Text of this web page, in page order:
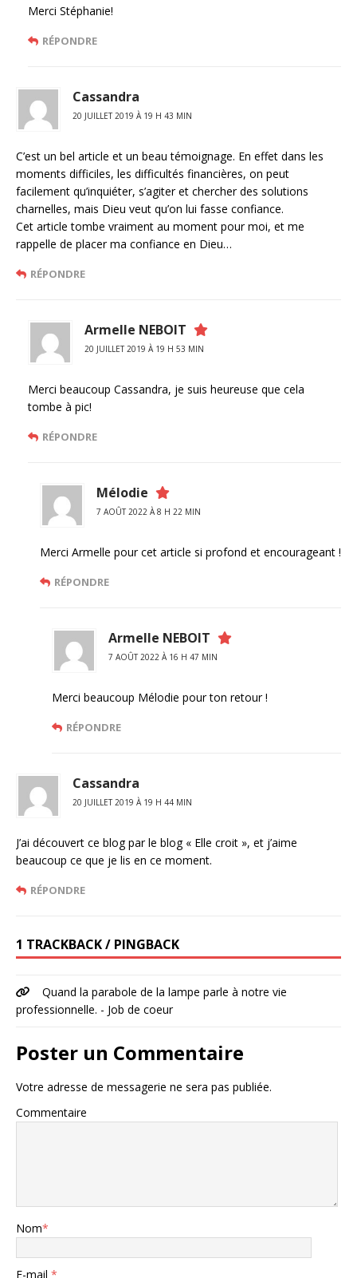
Merci Stéphanie!
RÉPONDRE
Cassandra
20 JUILLET 2019 À 19 H 43 MIN
C’est un bel article et un beau témoignage. En effet dans les
moments difficiles, les difficultés financières, on peut
facilement qu’inquiéter, s’agiter et chercher des solutions
charnelles, mais Dieu veut qu’on lui fasse confiance.
Cet article tombe vraiment au moment pour moi, et me
rappelle de placer ma confiance en Dieu…
RÉPONDRE
Armelle NEBOIT
20 JUILLET 2019 À 19 H 53 MIN
Merci beaucoup Cassandra, je suis heureuse que cela
tombe à pic!
RÉPONDRE
Mélodie
7 AOÛT 2022 À 8 H 22 MIN
Merci Armelle pour cet article si profond et encourageant !
RÉPONDRE
Armelle NEBOIT
7 AOÛT 2022 À 16 H 47 MIN
Merci beaucoup Mélodie pour ton retour !
RÉPONDRE
Cassandra
20 JUILLET 2019 À 19 H 44 MIN
J’ai découvert ce blog par le blog « Elle croit », et j’aime
beaucoup ce que je lis en ce moment.
RÉPONDRE
1 TRACKBACK / PINGBACK
Quand la parabole de la lampe parle à notre vie
professionnelle. - Job de coeur
Poster un Commentaire
Votre adresse de messagerie ne sera pas publiée.
Commentaire
Nom*
E-mail *